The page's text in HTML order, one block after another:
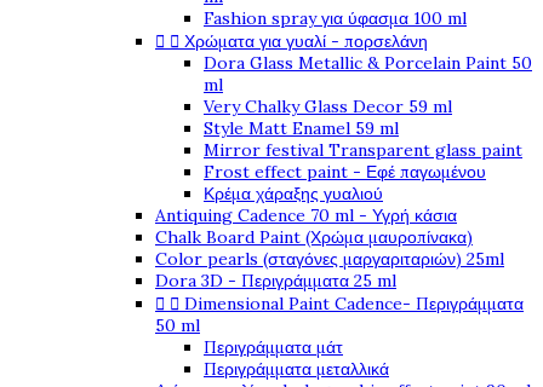
Fashion spray για ύφασμα 100 ml
  Χρώματα για γυαλί - πορσελάνη
Dora Glass Metallic & Porcelain Paint 50
ml
Very Chalky Glass Decor 59 ml
Style Matt Enamel 59 ml
Mirror festival Transparent glass paint
Frost effect paint - Εφέ παγωμένου
Κρέμα χάραξης γυαλιού
Antiquing Cadence 70 ml - Υγρή κάσια
Chalk Board Paint (Χρώμα μαυροπίνακα)
Color pearls (σταγόνες μαργαριταριών) 25ml
Dora 3D - Περιγράμματα 25 ml
  Dimensional Paint Cadence- Περιγράμματα
50 ml
Περιγράμματα μάτ
Περιγράμματα μεταλλικά